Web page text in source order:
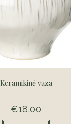
Keramikinė vaza
€18,00